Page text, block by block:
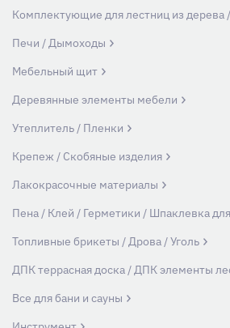
Комплектующие для лестниц из дерева
Печи / Дымоходы
Мебельный щит
Деревянные элементы мебели
Утеплитель / Пленки
Крепеж / Скобяные изделия
Лакокрасочные материалы
Пена / Клей / Герметики / Шпаклевка
Топливные брикеты / Дрова / Уголь
ДПК террасная доска / ДПК элементы
Все для бани и сауны